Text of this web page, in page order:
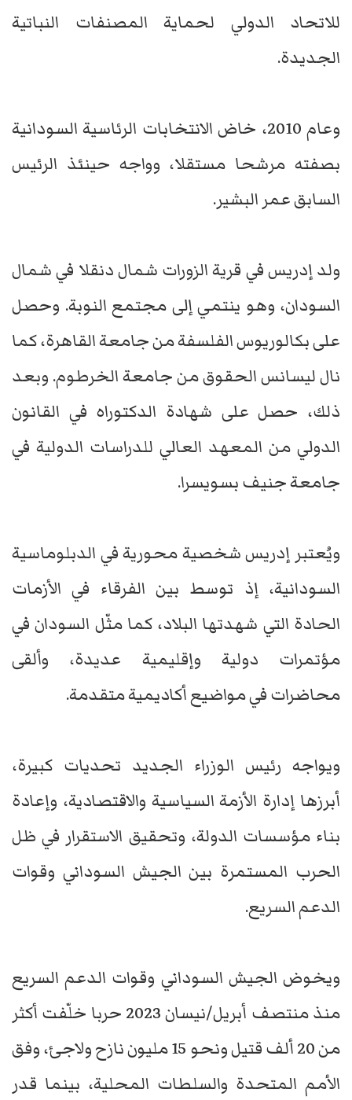
للاتحاد الدولي لحماية المصنفات النباتية
الجديدة.
وعام 2010، خاض الانتخابات الرئاسية السودانية
بصفته مرشحا مستقلا، وواجه حينئذ الرئيس
السابق عمر البشير.
ولد إدريس في قرية الزورات شمال دنقلا في شمال
السودان، وهو ينتمي إلى مجتمع النوبة. وحصل
على بكالوريوس الفلسفة من جامعة القاهرة، كما
نال ليسانس الحقوق من جامعة الخرطوم. وبعد
ذلك، حصل على شهادة الدكتوراه في القانون
الدولي من المعهد العالي للدراسات الدولية في
جامعة جنيف بسويسرا.
ويُعتبر إدريس شخصية محورية في الدبلوماسية
السودانية، إذ توسط بين الفرقاء في الأزمات
الحادة التي شهدتها البلاد، كما مثّل السودان في
مؤتمرات دولية وإقليمية عديدة، وألقى
محاضرات في مواضيع أكاديمية متقدمة.
ويواجه رئيس الوزراء الجديد تحديات كبيرة،
أبرزها إدارة الأزمة السياسية والاقتصادية، وإعادة
بناء مؤسسات الدولة، وتحقيق الاستقرار في ظل
الحرب المستمرة بين الجيش السوداني وقوات
الدعم السريع.
ويخوض الجيش السوداني وقوات الدعم السريع
منذ منتصف أبريل/نيسان 2023 حربا خلّفت أكثر
من 20 ألف قتيل ونحو 15 مليون نازح ولاجئ، وفق
الأمم المتحدة والسلطات المحلية، بينما قدر